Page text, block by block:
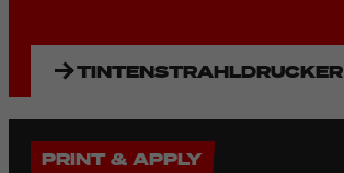
TINTENSTRAHLDRUCKER
PRINT & APPLY